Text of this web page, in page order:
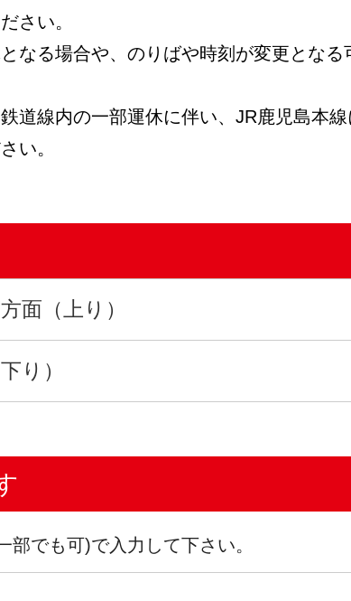
さい。
なる場合や、のりばや時刻が変更とな
道線内の一部運休に伴い、JR鹿児島本
い。
面（上り）
り）
でも可)で入力して下さい。